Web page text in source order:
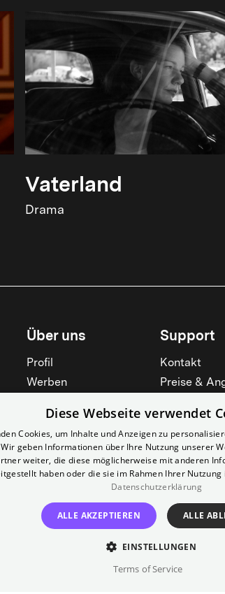
Vaterland
Drama
Über uns
Profil
Werben
Jobs
Kino für Schulen
Support
Kontakt
Preise &
Widerruf
Alle zeigen
Diese Webseite verwendet
Cookies, um Inhalte und Anzeigen zu
geben Informationen über Ihre Nutzung unserer
weiter, die diese möglicherweise mit anderen
haben oder die sie im Rahmen Ihrer
Datenschutzerklärung
ALLE AKZEPTIEREN ALLE
EINSTELLUNGEN
Terms of Service